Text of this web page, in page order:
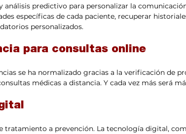
análisis predictivo para personalizar la
específicas de cada paciente, recuperar
personalizados.
para consultas online
se ha normalizado gracias a la verificación de
médicas a distancia. Y cada vez más será
tratamiento a prevención. La tecnología digital,